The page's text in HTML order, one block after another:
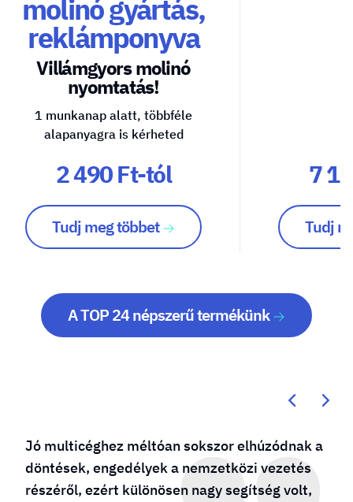
molinó gyártás,
reklámponyva
Villámgyors molinó
nyomtatás!
1 munkanap alatt, többféle
alapanyagra is kérheted
2 490 Ft-tól
Tudj meg többet
7
Tudj
A TOP 24 népszerű termékünk
Jó multicéghez méltóan sokszor elhúzódnak a
döntések, engedélyek a nemzetközi vezetés
részéről, ezért különösen nagy segítség volt,